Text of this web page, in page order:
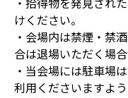
けください。
・会場内は禁煙・禁
合は退場いただく場合
・当会場には駐車場
利用くださいますよう